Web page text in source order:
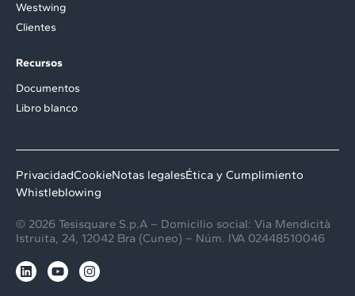
Westwing
Clientes
Recursos
Documentos
Libro blanco
PrivacidadCookieNotas legalesÉtica y Cumplimiento
Whistleblowing
© 2026 Tesisquare S.p.A – Domicilio social: Via Mendicità
Istruita, 24, 12042 Bra (Cuneo) – Núm. IVA 02448510046
L
i
Y
o
I
n